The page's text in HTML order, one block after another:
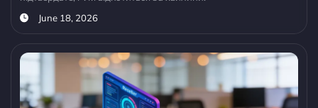
June 18, 2026